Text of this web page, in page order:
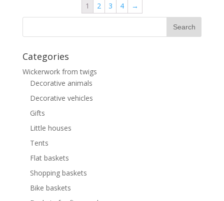
1 2 3 4 →
Categories
Wickerwork from twigs
Decorative animals
Decorative vehicles
Gifts
Little houses
Tents
Flat baskets
Shopping baskets
Bike baskets